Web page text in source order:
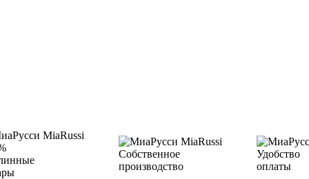
Собственное
производство
Удобство
оплаты